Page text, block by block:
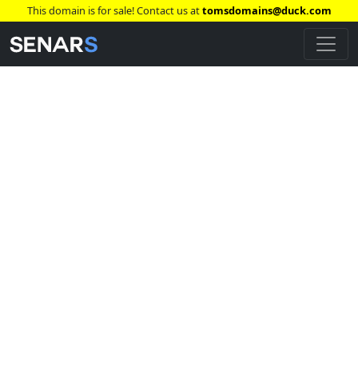
This domain is for sale! Contact us attomsdomains@duck.com